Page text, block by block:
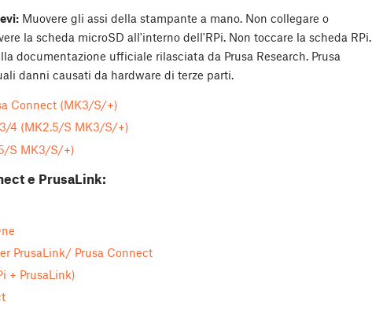
Muovere gli assi della stampante a mano. Non collegare o
la scheda microSD all'interno dell'RPi. Non toccare la scheda RPi.
documentazione ufficiale rilasciata da Prusa Research. Prusa
danni causati da hardware di terze parti.
Connect (MK3/S/+)
4 (MK2.5/S MK3/S/+)
S MK3/S/+)
e PrusaLink:
PrusaLink/ Prusa Connect
+ PrusaLink)